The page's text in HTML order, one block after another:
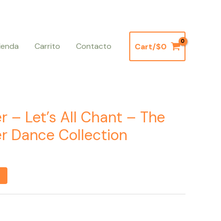
Carrito Contacto Cart/$0
– Let’s All Chant – The
Dance Collection